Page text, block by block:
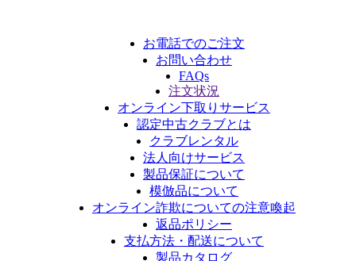
お電話でのご注文
お問い合わせ
FAQs
注文状況
オンライン下取りサービス
認定中古クラブとは
クラブレンタル
法人向けサービス
製品保証について
模倣品について
オンライン詐欺についての注意喚起
返品ポリシー
支払方法・配送について
製品カタログ